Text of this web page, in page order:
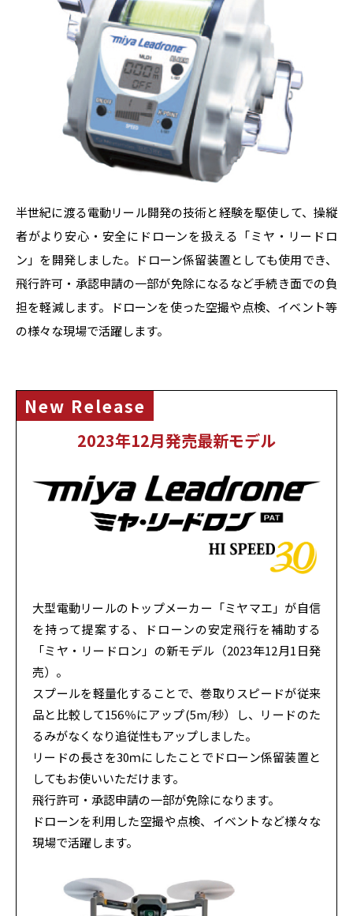
半世紀に渡る電動リール開発の技術と経験を駆使して、操縦
者がより安心・安全にドローンを扱える「ミヤ・リードロ
ン」を開発しました。ドローン係留装置としても使用でき、
飛行許可・承認申請の一部が免除になるなど手続き面での負
担を軽減します。ドローンを使った空撮や点検、イベント等
の様々な現場で活躍します。
New Release
2023年12月発売最新モデル
大型電動リールのトップメーカー「ミヤマエ」が自信
を持って提案する、ドローンの安定飛行を補助する
「ミヤ・リードロン」の新モデル（2023年12月1日発
売）。
スプールを軽量化することで、巻取りスピードが従来
品と比較して156％にアップ(5m/秒）し、リードのた
るみがなくなり追従性もアップしました。
リードの長さを30ｍにしたことでドローン係留装置と
してもお使いいただけます。
飛行許可・承認申請の一部が免除になります。
ドローンを利用した空撮や点検、イベントなど様々な
現場で活躍します。